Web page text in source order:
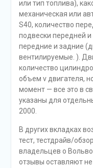
или тип топлива),
механическая или
S40, количество
подвески передней
передние и задние
вентилируемые. ).
количество
объем v двигателя,
момент — все это в
указаны для
2000.
В других вкладках
тест, тестдрайв/
владельцев о
отзывы оставляют